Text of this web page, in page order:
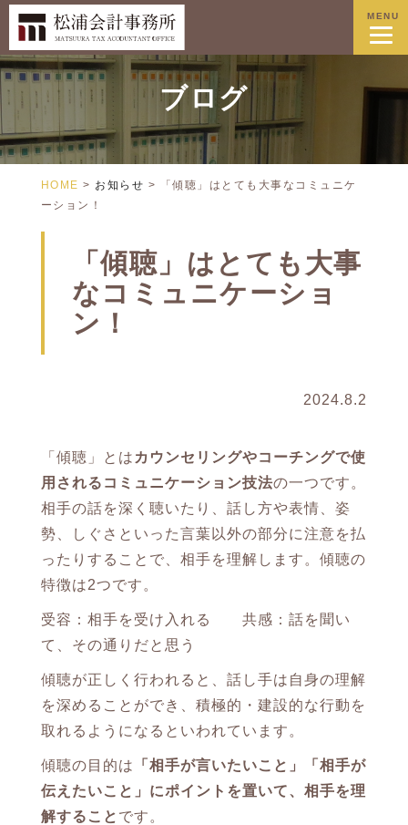
MENU
ブログ
HOME > お知らせ >
「傾聴」はとても大事なコミュニケ
ーション！
「傾聴」はとても大事
なコミュニケーショ
ン！
2024.8.2
「傾聴」とは カウンセリングやコーチングで使
用されるコミュニケーション技法の一つです。
相手の話を深く聴いたり、話し方や表情、姿
勢、しぐさといった言葉以外の部分に注意を払
ったりすることで、相手を理解します。傾聴の
特徴は2つです。
受容：相手を受け入れる 共感：話を聞い
て、その通りだと思う
傾聴が正しく行われると、話し手は自身の理解
を深めることができ、積極的・建設的な行動を
取れるようになるといわれています。
傾聴の目的は
「相手が言いたいこと」「相手が
伝えたいこと」にポイントを置いて、相手を理
解すること です。